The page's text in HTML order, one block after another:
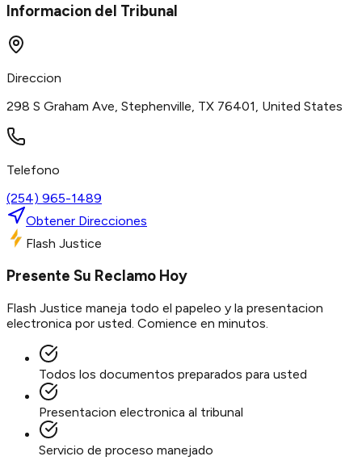
Informacion del Tribunal
Direccion
298 S Graham Ave, Stephenville, TX 76401, United States
Telefono
(254) 965-1489
Obtener Direcciones
Flash Justice
Presente Su Reclamo Hoy
Flash Justice maneja todo el papeleo y la presentacion
electronica por usted. Comience en minutos.
Todos los documentos preparados para usted
Presentacion electronica al tribunal
Servicio de proceso manejado